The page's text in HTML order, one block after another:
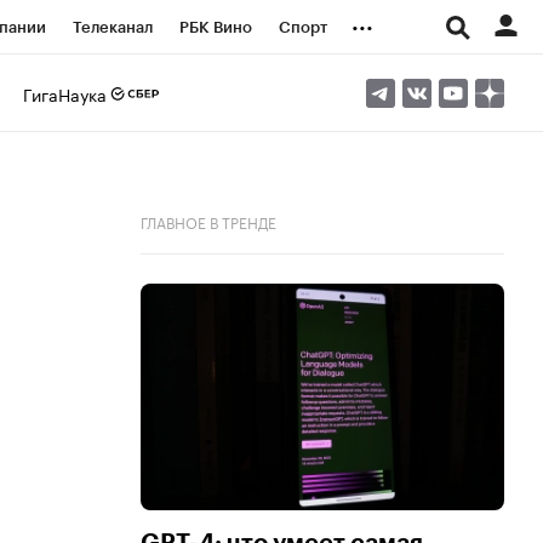
Телеканал РБК Вино Спорт ...
ГигаНаука
ГЛАВНОЕ В ТРЕНДЕ